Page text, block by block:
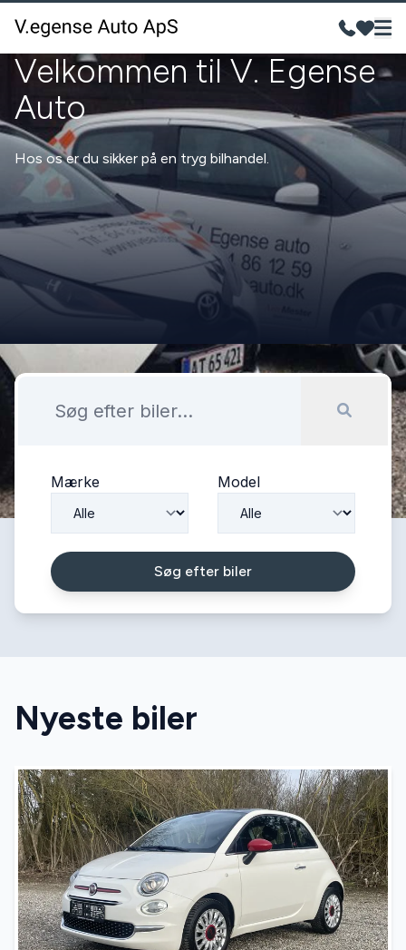
Velkommen til V. Egense
Auto
Hos os er du sikker på en tryg bilhandel.
Mærke Model
Søg efter biler
Nyeste biler